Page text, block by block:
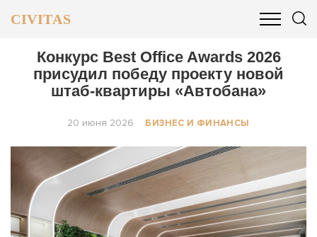
CIVITAS
ОБЩЕСТВО БИЗНЕС И ФИНАНСЫ
Конкурс Best Office Awards 2026
присудил победу проекту новой
штаб-квартиры «Автобана»
20 июня 2026 БИЗНЕС И ФИНАНСЫ